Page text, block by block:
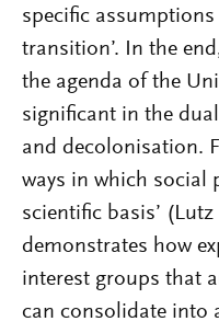
specific
transition’. In the
the agenda of the
significant in the
and decolonisation.
ways in which social
scientific basis’
demonstrates how
interest groups that
can consolidate into